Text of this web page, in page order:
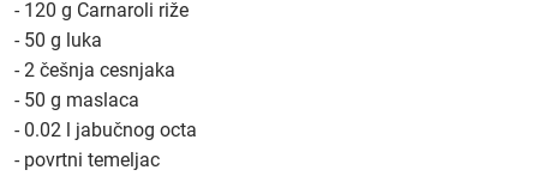
- 120 g Carnaroli riže
- 50 g luka
- 2 češnja cesnjaka
- 50 g maslaca
- 0.02 l jabučnog octa
- povrtni temeljac